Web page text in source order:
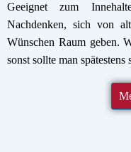
Geeignet zum
Nachdenken, sich von
Wünschen Raum geben.
sonst sollte man